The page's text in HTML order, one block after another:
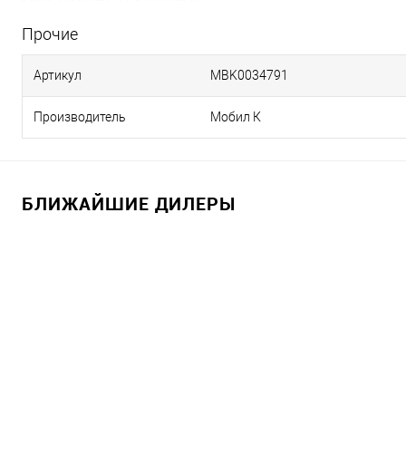
Прочие
Артикул MBK0034791
Производитель Мобил К
БЛИЖАЙШИЕ ДИЛЕРЫ